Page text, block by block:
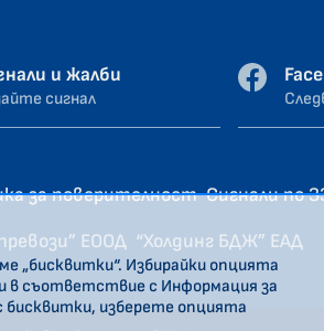
и жалби
сигнал
за поверителност Сигнали по
ЕООД “Холдинг БДЖ” ЕАД
„бисквитки“. Избирайки опцията
в съответствие с Информация за
бисквитки, изберете опцията